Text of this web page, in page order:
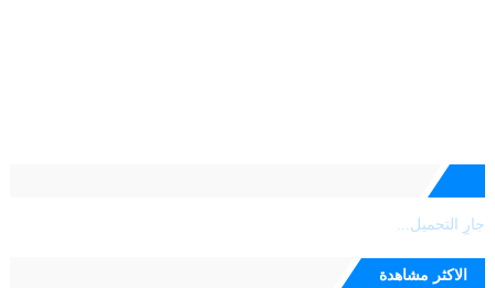
جارٍ التحميل...
الاكثر مشاهدة